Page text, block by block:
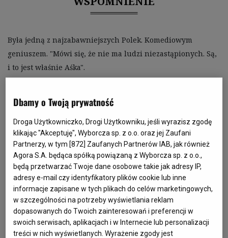
Była jedną z najzabawniejszych Polek. Komediowym
geniuszem. "Mówi się, że nie ma ludzi niezastąpionych. Są,
i to jest właśnie Aśka".
znaczyło zbyt dużo, a "komiczka" za mało. Ale gdy jakoś w
pierwszej połowie lat 2000. rodzime kabarety stawały się
synonimem obciachu i płytkiego humoru spod znaku
"chłopa przebranego za babę", Kołaczkowska pozostała
artystką przez duże "A".
Cechował ją humor inteligentny, ale nie inteligencki –
przez co niealienujący – w najlepszym tych słów znaczeniu,
łączący absurd i głupotę z błyskotliwością i erudycją. Do
tego dochodziły niepodrabialny wdzięk, sceniczna
Dbamy o Twoją prywatność
Droga Użytkowniczko, Drogi Użytkowniku, jeśli wyrazisz zgodę
klikając "Akceptuję", Wyborcza sp. z o.o. oraz jej Zaufani
Partnerzy, w tym [872] Zaufanych Partnerów IAB, jak również
Agora S.A. będąca spółką powiązaną z Wyborcza sp. z o.o.,
będą przetwarzać Twoje dane osobowe takie jak adresy IP,
adresy e-mail czy identyfikatory plików cookie lub inne
informacje zapisane w tych plikach do celów marketingowych,
w szczególności na potrzeby wyświetlania reklam
dopasowanych do Twoich zainteresowań i preferencji w
swoich serwisach, aplikacjach i w Internecie lub personalizacji
treści w nich wyświetlanych. Wyrażenie zgody jest